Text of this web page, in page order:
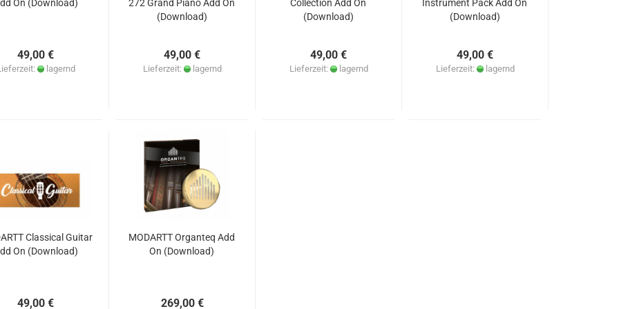
On (Download)
49,00 €
lagernd
272 Grand Piano Add On
(Download)
49,00 €
Lieferzeit: lagernd
Collection Add On
(Download)
49,00 €
Lieferzeit: lagernd
Instrument Pack Add On
(Download)
49,00 €
Lieferzeit: lagernd
Classical Guitar
On (Download)
49,00 €
MODARTT Organteq Add
On (Download)
269,00 €